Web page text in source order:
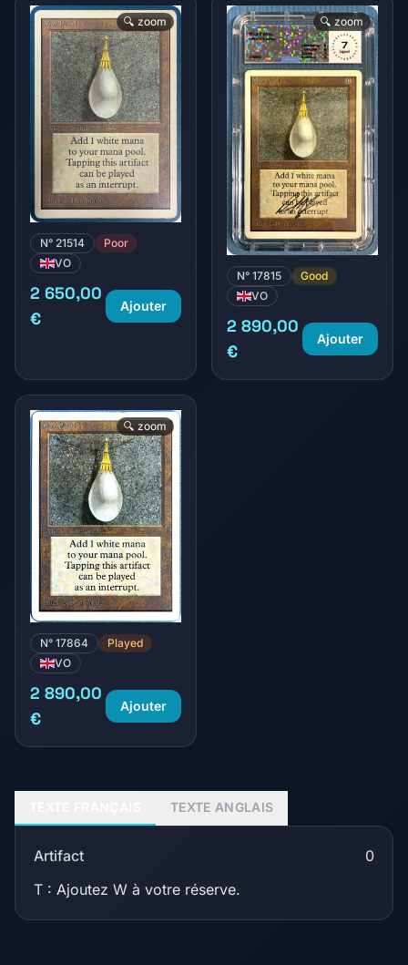
🔍 zoom
N° 21514
Poor
VO
2 650,00
€
Ajouter
🔍 zoom
N° 17815
Good
VO
2 890,00
€
Ajouter
🔍 zoom
N° 17864
Played
VO
2 890,00
€
Ajouter
TEXTE ANGLAIS
Artifact
0
T : Ajoutez W à votre réserve.